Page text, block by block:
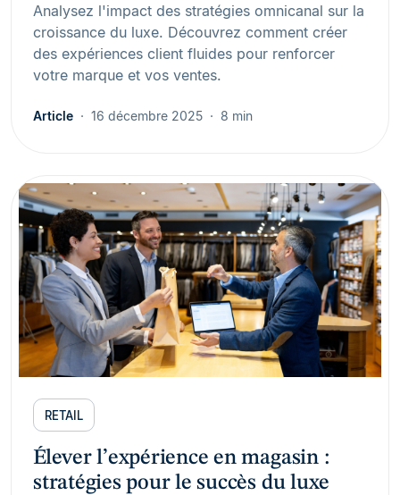
Analysez l'impact des stratégies omnicanal sur la
croissance du luxe. Découvrez comment créer
des expériences client fluides pour renforcer
votre marque et vos ventes.
Article 16 décembre 2025 8 min
RETAIL
Élever l’expérience en magasin :
stratégies pour le succès du luxe